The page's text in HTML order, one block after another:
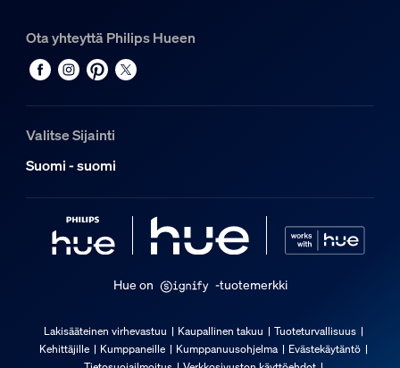
Ota yhteyttä Philips Hueen
Valitse Sijainti
Suomi - suomi
Hue on -tuotemerkki
Lakisääteinen virhevastuu Kaupallinen takuu
Tuoteturvallisuus
Kehittäjille
Kumppaneille Kumppanuusohjelma
Evästekäytäntö